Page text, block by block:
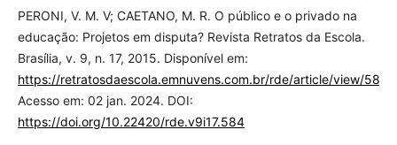
PERONI, V. M. V; CAETANO, M. R. O público e o privado na
educação: Projetos em disputa? Revista Retratos da Escola.
Brasília, v. 9, n. 17, 2015. Disponível em:
https://retratosdaescola.emnuvens.com.br/rde/article/view/584
Acesso em: 02 jan. 2024. DOI:
https://doi.org/10.22420/rde.v9i17.584